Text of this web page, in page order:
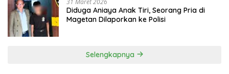
Diduga Aniaya Anak Tiri, Seorang Pria di
Magetan Dilaporkan ke Polisi
Selengkapnya